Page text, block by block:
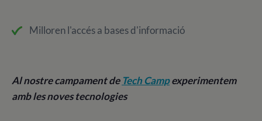
Milloren l'accés a bases d'informació
Al nostre campament de Tech Campexperimentem
amb les noves tecnologies